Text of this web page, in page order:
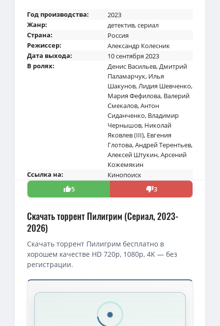
Год производства:
2023
Жанр:
детектив,сериал
Страна:
Россия
Режиссер:
Александр Колесник
Дата выхода:
10 сентября 2023
В ролях:
Денис Васильев,Дмитрий
Паламарчук, Илья
Шакунов,Лидия Шевченко,
Мария Фефилова, Валерий
Смекалов,Антон
Сиданченко, Владимир
Чернышов, Николай
Яковлев (III), Евгения
Глотова,Андрей Терентьев,
Алексей Штукин,Арсений
Кожемякин
Ссылка на:
Кинопоиск
5
3
Скачать торрент Пилигрим (Сериал, 2023-
2026)
Скачать торрент Пилигрим бесплатно в
хорошем качестве HD 720p, 1080p, 4K — без
регистрации.
Скачать торрент — Пилигрим / Пилигрим 18 (2023)
Пилигрим [S05] (2026) WEB-DLRip-AVC от ExKinoRay
1080p — Пилигрим (2026) WEBRip [H.264/1080p] (сезон 5, серии